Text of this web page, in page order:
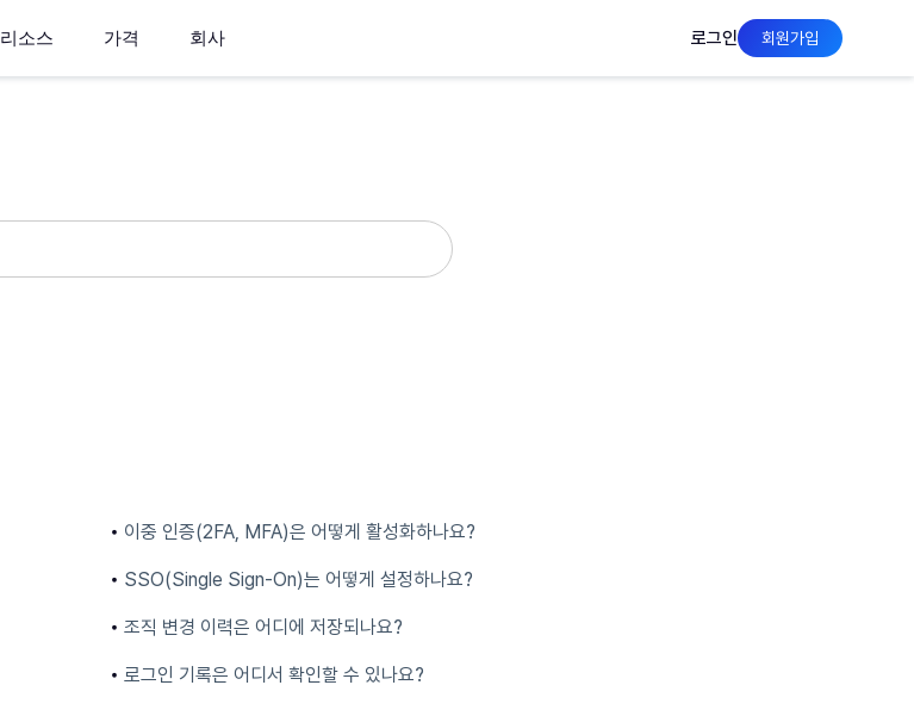
리소스 가격 회사 로그인 회원가입
이중 인증(2FA, MFA)은 어떻게 활성화하나요?
SSO(Single Sign-On)는 어떻게 설정하나요?
조직 변경 이력은 어디에 저장되나요?
로그인 기록은 어디서 확인할 수 있나요?